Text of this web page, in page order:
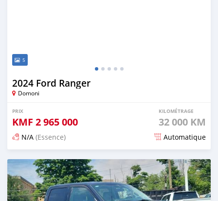
5
2024 Ford Ranger
Domoni
PRIX
KMF 2 965 000
KILOMÉTRAGE
32 000 KM
N/A (Essence) Automatique
Publié il y a 3 mois